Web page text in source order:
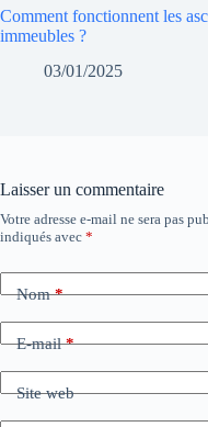
Comment fonctionnent les
immeubles ?
03/01/2025
Laisser un commentaire
Votre adresse e-mail ne sera pas
indiqués avec *
Nom*
E-mail*
Site web